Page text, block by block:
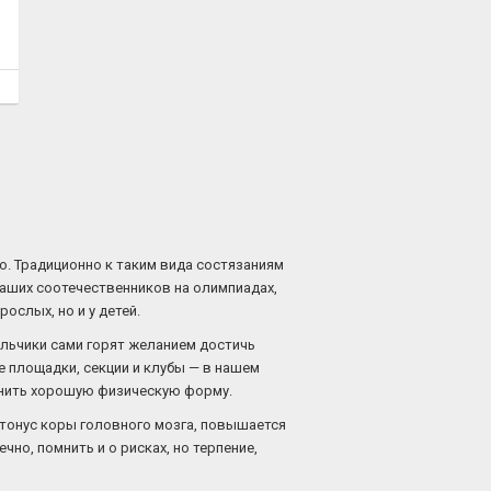
к таким вида состязаниям
соотечественников на олимпиадах,
но и у детей.
сами горят желанием достичь
площадки, секции и клубы — в нашем
хорошую физическую форму.
коры головного мозга, повышается
помнить и о рисках, но терпение,